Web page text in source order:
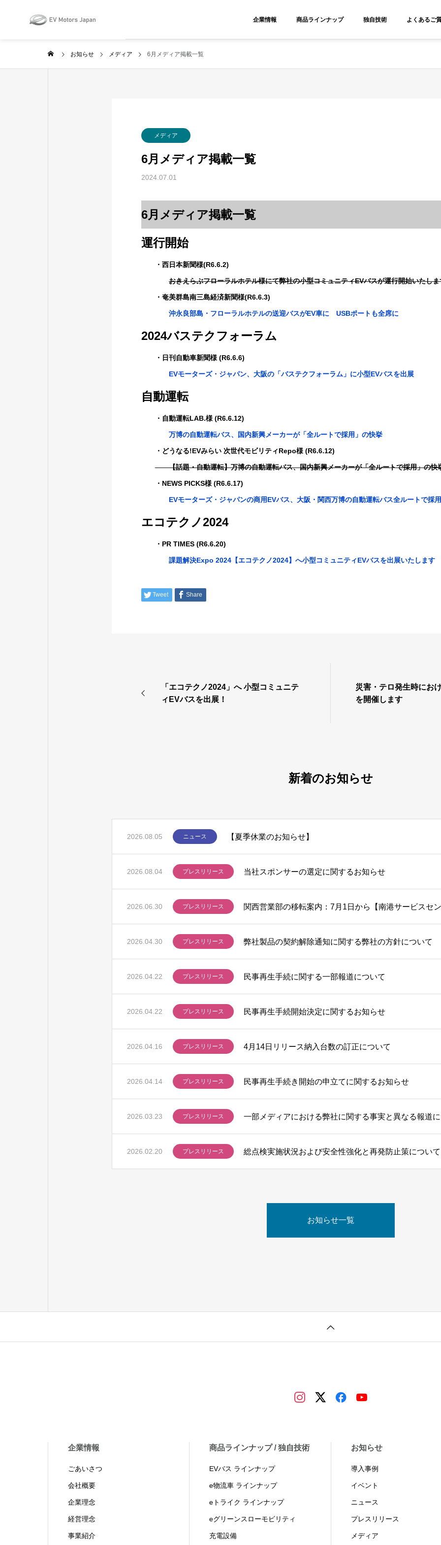
企業情報 商品ラインナップ 独自技術 よくあるご
お知らせ メディア 6月メディア掲載一覧
メディア
6月メディア掲載一覧
2024.07.01
6月メディア掲載一覧
運行開始
・西日本新聞様(R6.6.2)
おきえらぶフローラルホテル様にて弊社の小型コミュニティEVバスが運行開始いたしま
・奄美群島南三島経済新聞様(R6.6.3)
沖永良部島・フローラルホテルの送迎バスがEV車に USBポートも全席に
2024バステクフォーラム
・日刊自動車新聞様 (R6.6.6)
EVモーターズ・ジャパン、大阪の「バステクフォーラム」に小型EVバスを出展
自動運転
・自動運転LAB.様 (R6.6.12)
万博の自動運転バス、国内新興メーカーが「全ルートで採用」の快挙
・どうなる!EVみらい 次世代モビリティRepo様 (R6.6.12)
【話題・自動運転】万博の自動運転バス、国内新興メーカーが「全ルートで採用」の快
・NEWS PICKS様 (R6.6.17)
EVモーターズ・ジャパンの商用EVバス、大阪・関西万博の自動運転バス全ルートで採用
エコテクノ2024
・PR TIMES (R6.6.20)
課題解決Expo 2024【エコテクノ2024】へ小型コミュニティEVバスを出展いたします
Tweet Share
「エコテクノ2024」へ 小型コミュニテ
ィEVバスを出展！
災害・テロ発生時にお
を開催します
新着のお知らせ
2026.08.05 ニュース 【夏季休業のお知らせ】
2026.08.04 プレスリリース 当社スポンサーの選定に関するお知らせ
2026.06.30 プレスリリース 関西営業部の移転案内：7月1日から【南港サービスセ
2026.04.30 プレスリリース 弊社製品の契約解除通知に関する弊社の方針について
2026.04.22 プレスリリース 民事再生手続に関する一部報道について
2026.04.22 プレスリリース 民事再生手続開始決定に関するお知らせ
2026.04.16 プレスリリース 4月14日リリース納入台数の訂正について
2026.04.14 プレスリリース 民事再生手続き開始の申立てに関するお知らせ
2026.03.23 プレスリリース 一部メディアにおける弊社に関する事実と異なる報道
2026.02.20 プレスリリース 総点検実施状況および安全性強化と再発防止策につい
お知らせ一覧
企業情報
ごあいさつ
会社概要
企業理念
経営理念
事業紹介
商品ラインナップ / 独自技術
EVバス ラインナップ
e物流車 ラインナップ
eトライク ラインナップ
eグリーンスローモビリティ
充電設備
お知らせ
導入事例
イベント
ニュース
プレスリリース
メディア